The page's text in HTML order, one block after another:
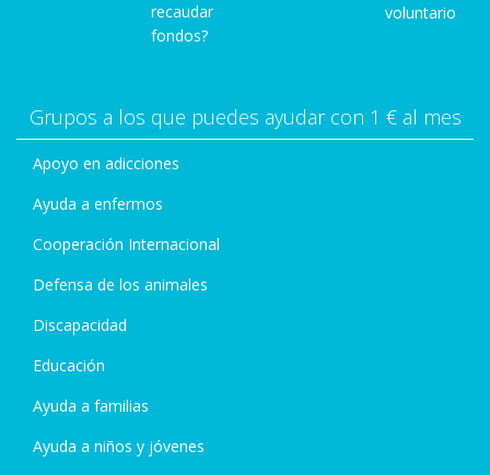
recaudar
fondos?
voluntario
Grupos a los que puedes ayudar con 1 € al mes
Apoyo en adicciones
Ayuda a enfermos
Cooperación Internacional
Defensa de los animales
Discapacidad
Educación
Ayuda a familias
Ayuda a niños y jóvenes